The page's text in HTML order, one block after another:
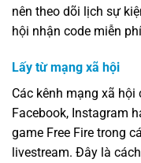
nên theo dõi lịch sự
hội nhận code miễn
Lấy từ mạng xã hội
Các kênh mạng xã
Facebook, Instagram
game Free Fire trong
livestream. Đây là